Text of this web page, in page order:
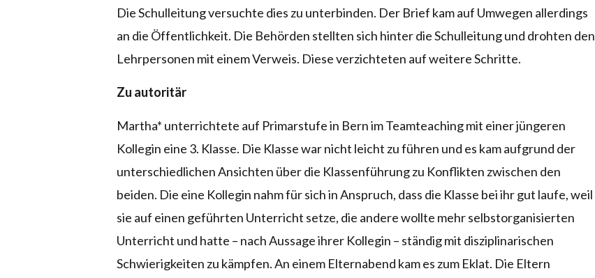
Die Schulleitung versuchte dies zu unterbinden. Der Brief kam auf Umwegen allerdings
an die Öffentlichkeit. Die Behörden stellten sich hinter die Schulleitung und drohten den
Lehrpersonen mit einem Verweis. Diese verzichteten auf weitere Schritte.
Zu autoritär
Martha* unterrichtete auf Primarstufe in Bern im Teamteaching mit einer jüngeren
Kollegin eine 3. Klasse. Die Klasse war nicht leicht zu führen und es kam aufgrund der
unterschiedlichen Ansichten über die Klassenführung zu Konflikten zwischen den
beiden. Die eine Kollegin nahm für sich in Anspruch, dass die Klasse bei ihr gut laufe, weil
sie auf einen geführten Unterricht setze, die andere wollte mehr selbstorganisierten
Unterricht und hatte – nach Aussage ihrer Kollegin – ständig mit disziplinarischen
Schwierigkeiten zu kämpfen. An einem Elternabend kam es zum Eklat. Die Eltern